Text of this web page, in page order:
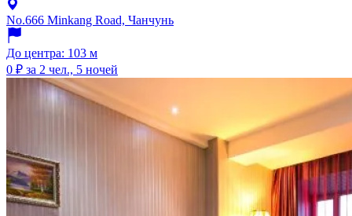
No.666 Minkang Road, Чанчунь
До центра: 103 м
0 ₽ за 2 чел., 5 ночей